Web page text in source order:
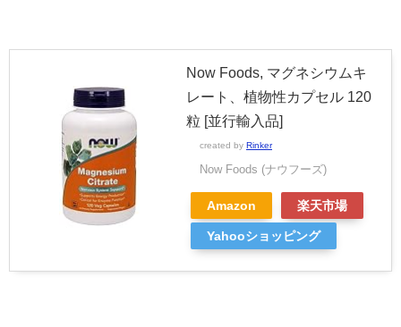
Now Foods, マグネシウムキ
レート、植物性カプセル 120
粒 [並行輸入品]
created by Rinker
Now Foods (ナウフーズ)
Amazon 楽天市場
Yahooショッピング